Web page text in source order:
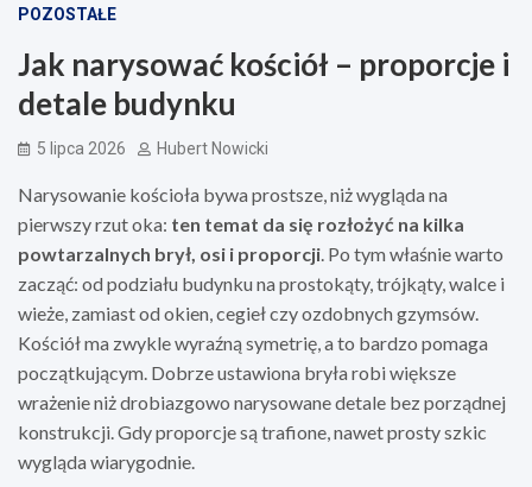
POZOSTAŁE
Jak narysować kościół – proporcje i
detale budynku
5 lipca 2026 Hubert Nowicki
Narysowanie kościoła bywa prostsze, niż wygląda na
pierwszy rzut oka: ten temat da się rozłożyć na kilka
powtarzalnych brył, osi i proporcji . Po tym właśnie warto
zacząć: od podziału budynku na prostokąty, trójkąty, walce i
wieże, zamiast od okien, cegieł czy ozdobnych gzymsów.
Kościół ma zwykle wyraźną symetrię, a to bardzo pomaga
początkującym. Dobrze ustawiona bryła robi większe
wrażenie niż drobiazgowo narysowane detale bez porządnej
konstrukcji. Gdy proporcje są trafione, nawet prosty szkic
wygląda wiarygodnie.